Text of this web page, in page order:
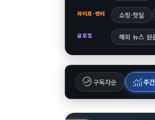
라이프·엔터 쇼핑·핫딜
글로벌 해외 뉴스 원
whatshot구독자순 monitoring주